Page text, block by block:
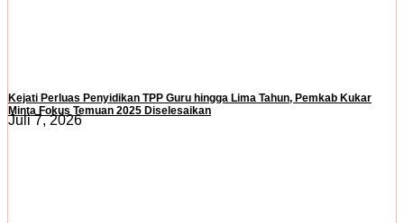
Kejati Perluas Penyidikan TPP Guru hingga Lima Tahun, Pemkab Kukar
Minta Fokus Temuan 2025 Diselesaikan
Juli 7, 2026